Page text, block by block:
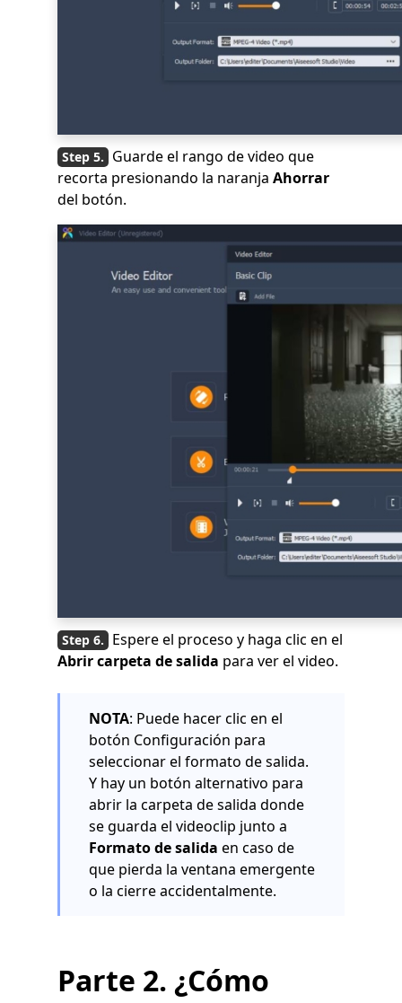
Guarde el rango de video que
recorta presionando la naranja Ahorrar
del botón.
Espere el proceso y haga clic en el
Abrir carpeta de salida para ver el video.
NOTA: Puede hacer clic en el
botón Configuración para
seleccionar el formato de salida.
Y hay un botón alternativo para
abrir la carpeta de salida donde
se guarda el videoclip junto a
Formato de salida en caso de
que pierda la ventana emergente
o la cierre accidentalmente.
Parte 2. ¿Cómo